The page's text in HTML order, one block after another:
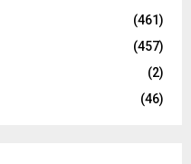
(461)
(457)
(2)
(46)